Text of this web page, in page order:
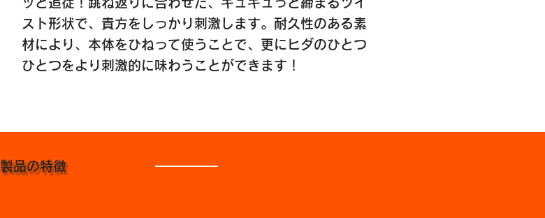
スト形状で、貴方をしっかり刺激します。耐久性のある素
材により、本体をひねって使うことで、更にヒダのひとつ
ひとつをより刺激的に味わうことができます！
製品の特徴